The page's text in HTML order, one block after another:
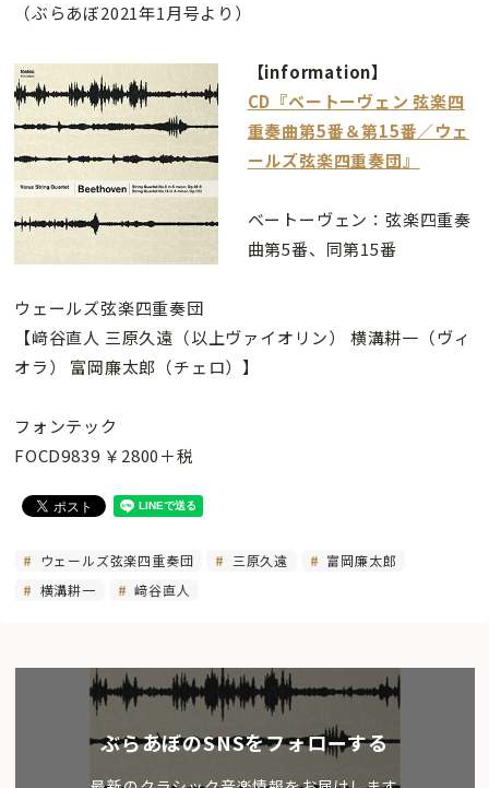
（ぶらあぼ2021年1月号より）
【information】
CD『ベートーヴェン 弦楽四
重奏曲第5番＆第15番／ウェ
ールズ弦楽四重奏団』
ベートーヴェン：弦楽四重奏
曲第5番、同第15番
ウェールズ弦楽四重奏団
【﨑谷直人 三原久遠（以上ヴァイオリン） 横溝耕一（ヴィ
オラ） 富岡廉太郎（チェロ）】
フォンテック
FOCD9839 ￥2800＋税
ウェールズ弦楽四重奏団 三原久遠
富岡廉太郎
横溝耕一
﨑谷直人
ぶらあぼのSNSをフォローする